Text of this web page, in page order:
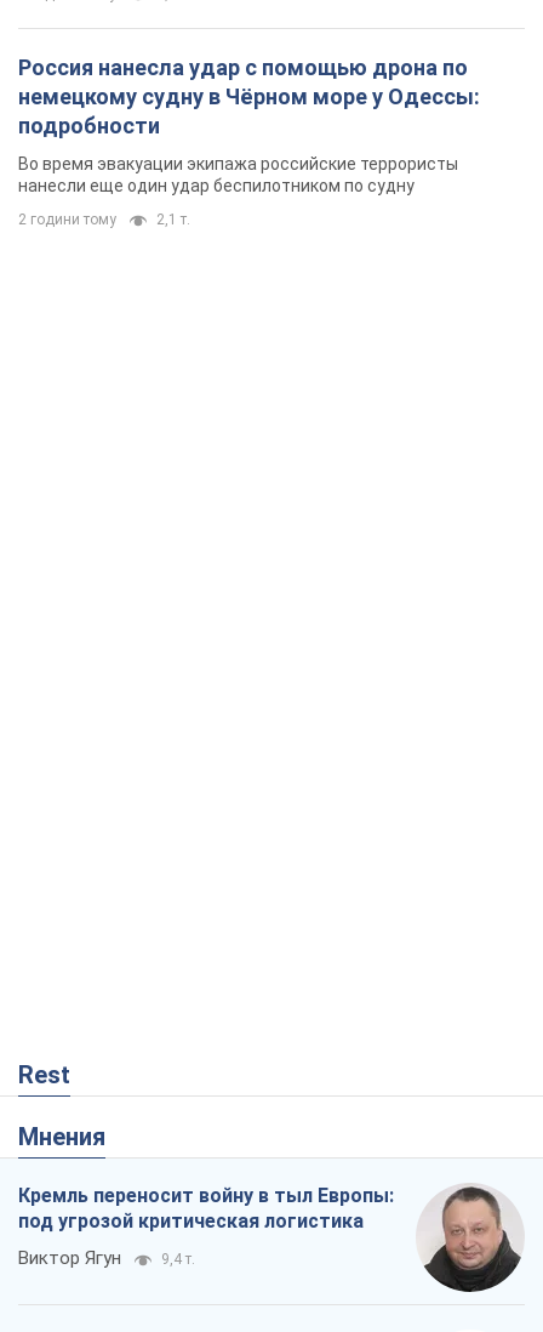
Россия нанесла удар с помощью дрона по
немецкому судну в Чёрном море у Одессы:
подробности
Во время эвакуации экипажа российские террористы
нанесли еще один удар беспилотником по судну
2 години тому 2,1 т.
Rest
Мнения
Кремль переносит войну в тыл Европы:
под угрозой критическая логистика
Виктор Ягун 9,4 т.